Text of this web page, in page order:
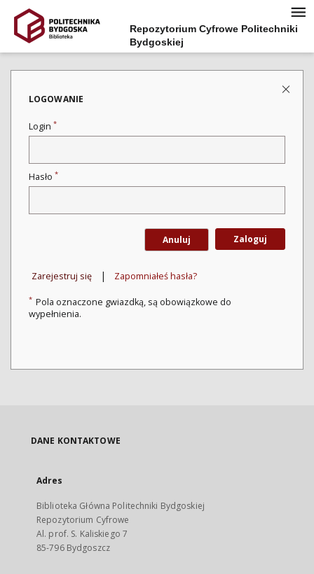
Repozytorium Cyfrowe Politechniki
Bydgoskiej
LOGOWANIE
Login *
Hasło *
Anuluj Zaloguj
Zarejestruj się | Zapomniałeś hasła?
* Pola oznaczone gwiazdką, są obowiązkowe do
wypełnienia.
DANE KONTAKTOWE
Adres
Biblioteka Główna Politechniki Bydgoskiej
Repozytorium Cyfrowe
Al. prof. S. Kaliskiego 7
85-796 Bydgoszcz